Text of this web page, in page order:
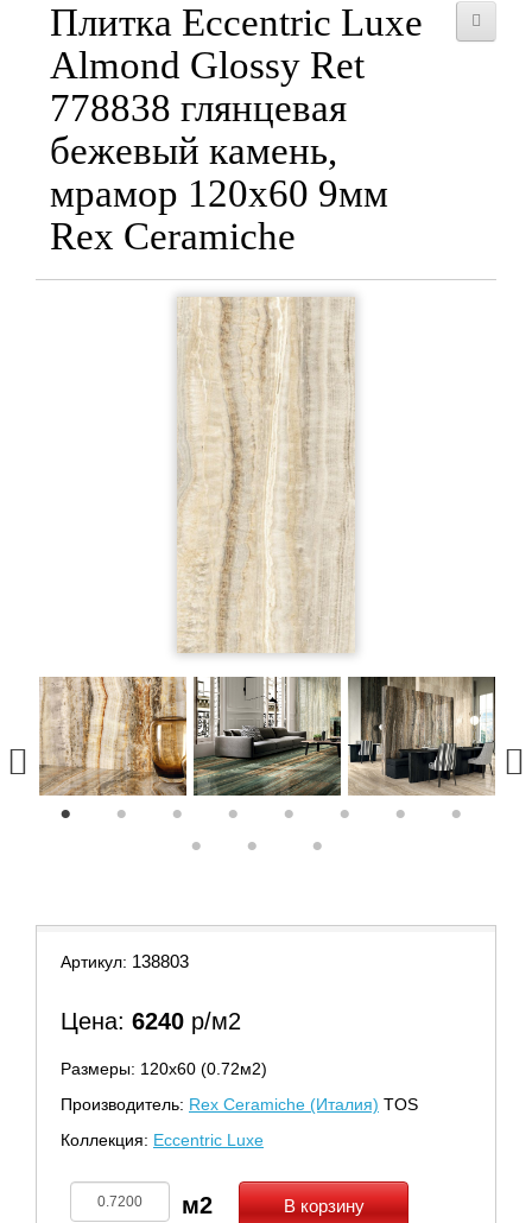
Плитка Eccentric Luxe
Almond Glossy Ret
778838 глянцевая
бежевый камень,
мрамор 120x60 9мм
Rex Ceramiche
Артикул: 138803
Цена: 6240 р/м2
Размеры: 120х60 (0.72м2)
Производитель: Rex Ceramiche (Италия) TOS
Коллекция: Eccentric Luxe
В корзину